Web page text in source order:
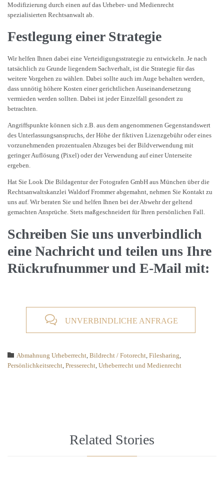
Modifizierung durch einen auf das Urheber- und Medienrecht
spezialisierten Rechtsanwalt ab.
Festlegung einer Strategie
Wir helfen Ihnen dabei eine Verteidigungsstrategie zu entwickeln. Je nach
tatsächlich zu Grunde liegendem Sachverhalt, ist die Strategie für das
weitere Vorgehen zu wählen. Dabei sollte auch im Auge behalten werden,
dass unnötig höhere Kosten einer gerichtlichen Auseinandersetzung
vermieden werden sollten. Dabei ist jeder Einzelfall gesondert zu
betrachten.
Angriffspunkte können sich z.B. aus dem angenommenen Gegenstandswert
des Unterlassungsanspruchs, der Höhe der fiktiven Lizenzgebühr oder eines
vorzunehmenden prozentualen Abzuges bei der Bildverwendung mit
geringer Auflösung (Pixel) oder der Verwendung auf einer Unterseite
ergeben.
Hat Sie Look Die Bildagentur der Fotografen GmbH aus München über die
Rechtsanwaltskanzlei Waldorf Frommer abgemahnt, nehmen Sie Kontakt zu
uns auf. Wir beraten Sie und helfen Ihnen bei der Abwehr der geltend
gemachten Ansprüche. Stets maßgeschneidert für Ihren persönlichen Fall.
Schreiben Sie uns unverbindlich
eine Nachricht und teilen uns Ihre
Rückrufnummer und E-Mail mit:
 UNVERBINDLICHE ANFRAGE
 Category
Abmahnung Urheberrecht Bildrecht / Fotorecht Filesharing
Persönlichkeitsrecht Presserecht Urheberrecht und Medienrecht
Related Stories